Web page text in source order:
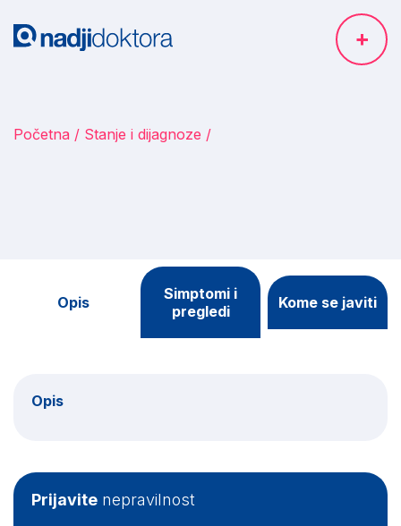
Početna Stanje i dijagnoze
Opis
Simptomi i
pregledi
Kome se javiti
Opis
Prijavite nepravilnost